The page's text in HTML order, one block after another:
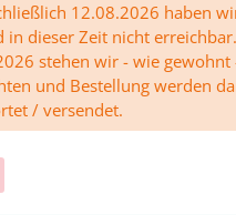
12.08.2026 haben
in dieser Zeit nicht
stehen wir - wie gewohnt
und Bestellung werden
/ versendet.